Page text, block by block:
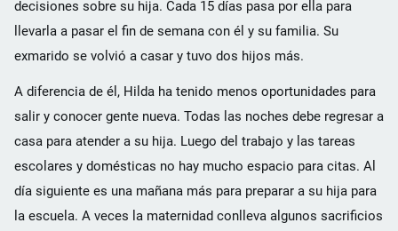
decisiones sobre su hija. Cada 15 días pasa por ella para
llevarla a pasar el fin de semana con él y su familia. Su
exmarido se volvió a casar y tuvo dos hijos más.
A diferencia de él, Hilda ha tenido menos oportunidades para
salir y conocer gente nueva. Todas las noches debe regresar a
casa para atender a su hija. Luego del trabajo y las tareas
escolares y domésticas no hay mucho espacio para citas. Al
día siguiente es una mañana más para preparar a su hija para
la escuela. A veces la maternidad conlleva algunos sacrificios